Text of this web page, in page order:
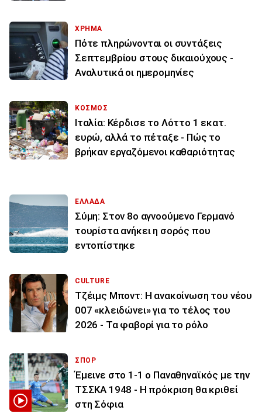
ΧΡΗΜΑ
Πότε πληρώνονται οι συντάξεις
Σεπτεμβρίου στους δικαιούχους -
Αναλυτικά οι ημερομηνίες
ΚΟΣΜΟΣ
Ιταλία: Κέρδισε το Λόττο 1 εκατ.
ευρώ, αλλά το πέταξε - Πώς το
βρήκαν εργαζόμενοι καθαριότητας
ΕΛΛΑΔΑ
Σύμη: Στον 8ο αγνοούμενο Γερμανό
τουρίστα ανήκει η σορός που
εντοπίστηκε
CULTURE
Τζέιμς Μποντ: Η ανακοίνωση του νέου
007 «κλειδώνει» για το τέλος του
2026 - Τα φαβορί για το ρόλο
ΣΠΟΡ
Έμεινε στο 1-1 ο Παναθηναϊκός με την
ΤΣΣΚΑ 1948 - Η πρόκριση θα κριθεί
στη Σόφια